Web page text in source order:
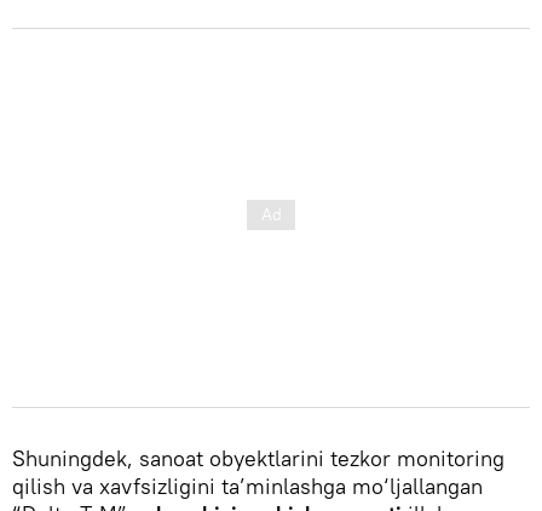
Shuningdek, sanoat obyektlarini tezkor monitoring
qilish va xavfsizligini ta’minlashga mo‘ljallangan